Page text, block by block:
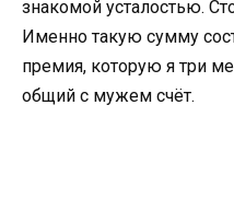
знакомой усталостью.
Именно такую сумму
премия, которую я три
общий с мужем счёт.